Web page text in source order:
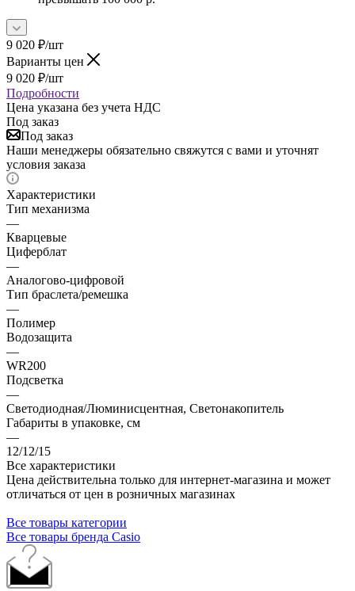
9 020 ₽/шт
Варианты цен
9 020 ₽/шт
Подробности
Цена указана без учета НДС
Под заказ
Под заказ
Наши менеджеры обязательно свяжутся с вами и уточнят
условия заказа
Характеристики
Тип механизма
—
Кварцевые
Циферблат
—
Аналогово-цифровой
Тип браслета/ремешка
—
Полимер
Водозащита
—
WR200
Подсветка
—
Светодиодная/Люминисцентная, Светонакопитель
Габариты в упаковке, см
—
12/12/15
Все характеристики
Цена действительна только для интернет-магазина и может
отличаться от цен в розничных магазинах
Все товары категории
Все товары бренда Casio